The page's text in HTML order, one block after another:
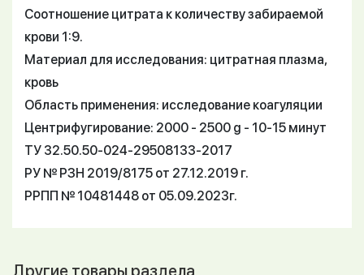
Соотношение цитрата к количеству забираемой
крови 1:9.
Материал для исследования: цитратная плазма,
кровь
Область применения: исследование коагуляции
Центрифугирование: 2000 - 2500 g - 10-15 минут
ТУ 32.50.50-024-29508133-2017
РУ № РЗН 2019/8175 от 27.12.2019 г.
РРПП № 10481448 от 05.09.2023г.
Другие товары раздела